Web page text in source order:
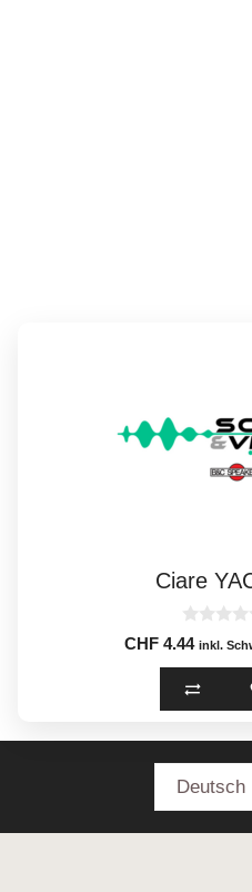
Ciare
0
o
u
t
o
f
CHF 4.44 inkl.